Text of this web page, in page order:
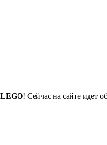
LEGO! Сейчас на сайте идет